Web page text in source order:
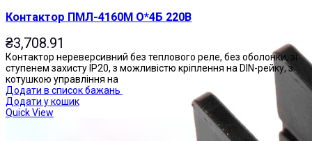
Контактор ПМЛ-4160М О*4Б 220В
₴3,708.91
Контактор нереверсивний без теплового реле, без оболонки, зі
ступенем захисту IP20, з можливістю кріплення на DIN-рейку, з
котушкою управління на
Додати в список бажань
Додати у кошик
Quick View